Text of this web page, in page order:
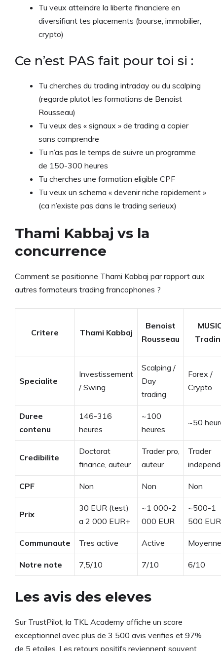
Tu veux atteindre la liberte financiere en
diversifiant tes placements (bourse, immobilier,
crypto)
Ce n’est PAS fait pour toi si :
Tu cherches du trading intraday ou du scalping
(regarde plutot les formations de Benoist
Rousseau)
Tu veux des « signaux » de trading a copier
sans comprendre
Tu n’as pas le temps de suivre un programme
de 150-300 heures
Tu cherches une formation eligible CPF
Tu veux un schema « devenir riche rapidement »
(ca n’existe pas dans le trading serieux)
Thami Kabbaj vs la
concurrence
Comment se positionne Thami Kabbaj par rapport aux
autres formateurs trading francophones ?
Critere Thami Kabbaj
Benoist
Rousseau
Specialite
Investissement
/ Swing
Scalping /
Day
trading
Forex /
Crypto
Duree
contenu
146-316
heures
~100
heures
~50
Credibilite
Doctorat
finance, auteur
Trader pro,
auteur
Trader
CPF Non Non Non
Prix
30 EUR (test)
a 2 000 EUR+
~1 000-2
000 EUR
~500-1
500 EUR
Communaute Tres active Active Moyenne
Notre note 7,5/10 7/10 6/10
Les avis des eleves
Sur TrustPilot, la TKL Academy affiche un score
exceptionnel avec plus de 3 500 avis verifies et 97%
de 5 etoiles. Les retours positifs reviennent souvent